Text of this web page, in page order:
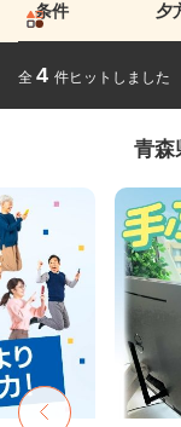
条件 夕
全 4 件ヒットしました
青森